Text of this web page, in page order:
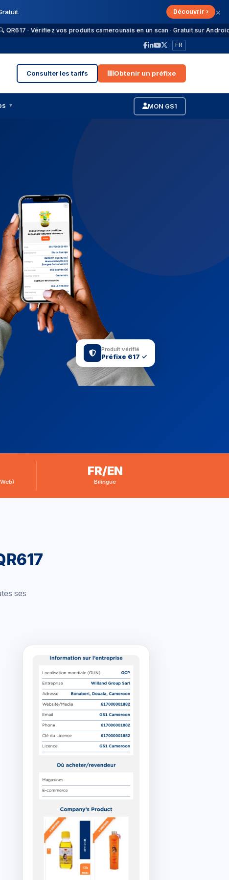
Découvrir › ×
· Vérifiez vos produits camerounais en un scan · Gratuit sur Android, iOS
Consulter les tarifs Obtenir un préfixe
▼ MON GS1
Produit vérifié
Préfixe 617 ✓
FR/EN
Bilingue
ses